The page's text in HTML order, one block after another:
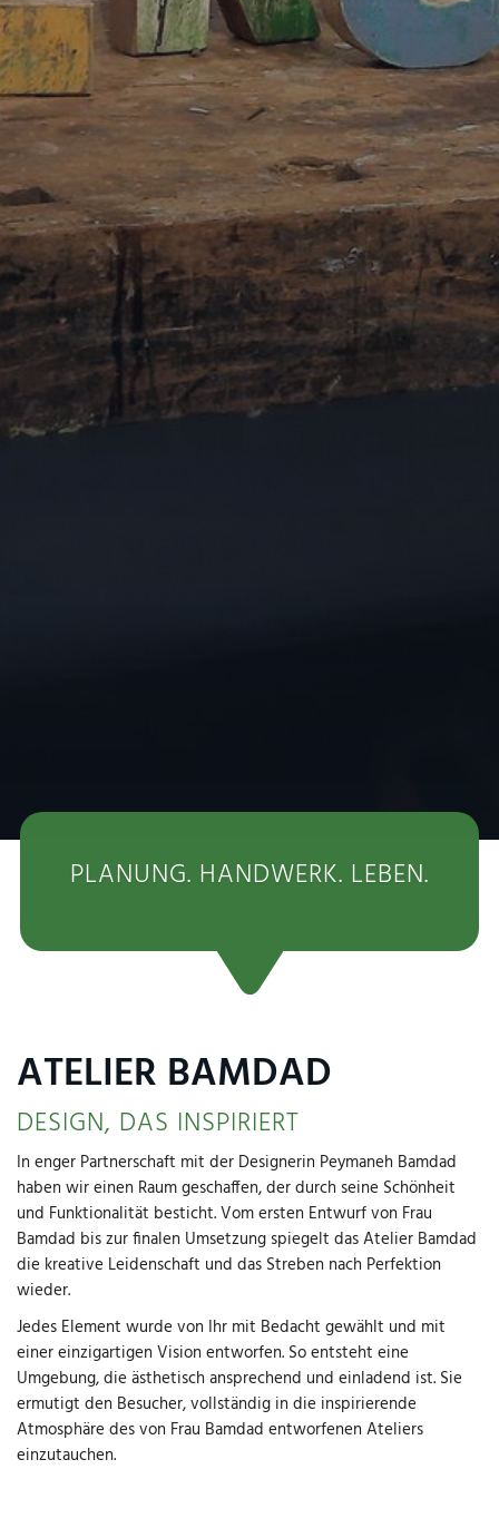
PLANUNG. HANDWERK. LEBEN.
ATELIER BAMDAD
DESIGN, DAS INSPIRIERT
In enger Partnerschaft mit der Designerin Peymaneh Bamdad
haben wir einen Raum geschaffen, der durch seine Schönheit
und Funktionalität besticht. Vom ersten Entwurf von Frau
Bamdad bis zur finalen Umsetzung spiegelt das Atelier Bamdad
die kreative Leidenschaft und das Streben nach Perfektion
wieder.
Jedes Element wurde von Ihr mit Bedacht gewählt und mit
einer einzigartigen Vision entworfen. So entsteht eine
Umgebung, die ästhetisch ansprechend und einladend ist. Sie
ermutigt den Besucher, vollständig in die inspirierende
Atmosphäre des von Frau Bamdad entworfenen Ateliers
einzutauchen.